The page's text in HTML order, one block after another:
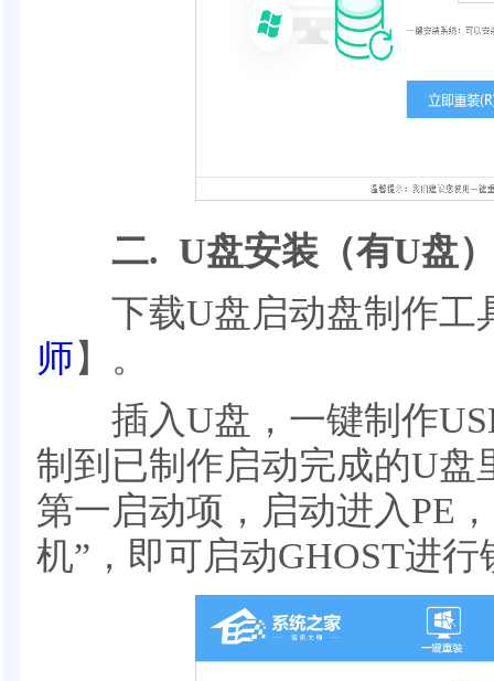
二. U盘安装（有U盘
下载U盘启动盘制作工
师】。
插入U盘，一键制作
制到已制作启动完成的U
第一启动项，启动进入PE
机”，即可启动GHOST进